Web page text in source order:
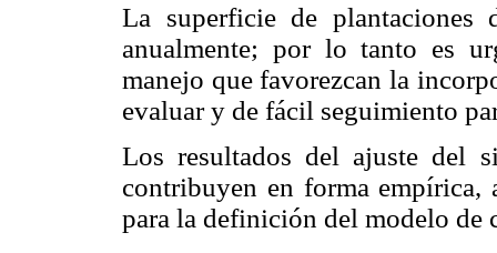
La superficie de plantaciones
anualmente; por lo tanto es
manejo que favorezcan la
evaluar y de fácil seguimiento
Los resultados del ajuste del
contribuyen en forma empírica,
para la definición del modelo de